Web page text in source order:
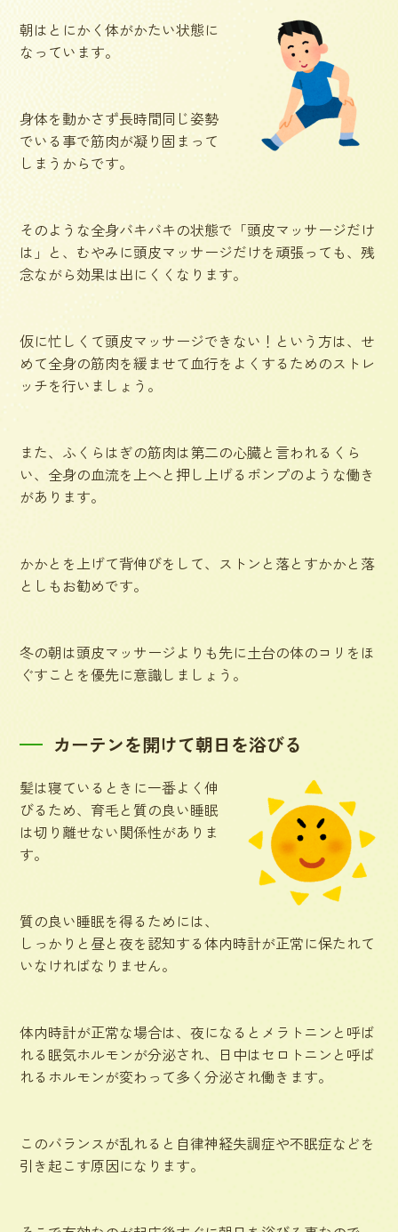
朝はとにかく体がかたい状態に
なっています。
身体を動かさず長時間同じ姿勢
でいる事で筋肉が凝り固まって
しまうからです。
そのような全身バキバキの状態で「頭皮マッサージだけ
は」と、むやみに頭皮マッサージだけを頑張っても、残
念ながら効果は出にくくなります。
仮に忙しくて頭皮マッサージできない！という方は、せ
めて全身の筋肉を緩ませて血行をよくするためのストレ
ッチを行いましょう。
また、ふくらはぎの筋肉は第二の心臓と言われるくら
い、全身の血流を上へと押し上げるポンプのような働き
があります。
かかとを上げて背伸びをして、ストンと落とすかかと落
としもお勧めです。
冬の朝は頭皮マッサージよりも先に土台の体のコリをほ
ぐすことを優先に意識しましょう。
カーテンを開けて朝日を浴びる
髪は寝ているときに一番よく伸
びるため、育毛と質の良い睡眠
は切り離せない関係性がありま
す。
質の良い睡眠を得るためには、
しっかりと昼と夜を認知する体内時計が正常に保たれて
いなければなりません。
体内時計が正常な場合は、夜になるとメラトニンと呼ば
れる眠気ホルモンが分泌され、日中はセロトニンと呼ば
れるホルモンが変わって多く分泌され働きます。
このバランスが乱れると自律神経失調症や不眠症などを
引き起こす原因になります。